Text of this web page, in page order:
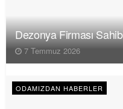
Dezonya Firması
7 Temmuz 2026
ODAMIZDAN HABERLER